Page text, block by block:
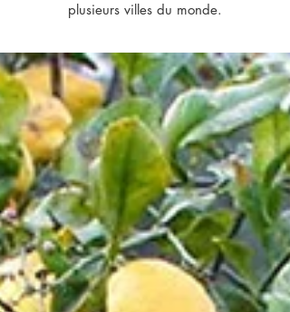
plusieurs villes du monde.